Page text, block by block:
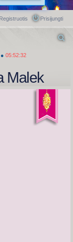
Prisijungti
Registruotis
● 05:52:32
Malek